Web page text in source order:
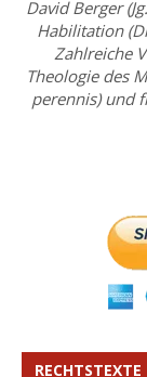
David Berger
Habilitation
Zahlreiche
Theologie des
perennis) und
RECHTSTEXTE